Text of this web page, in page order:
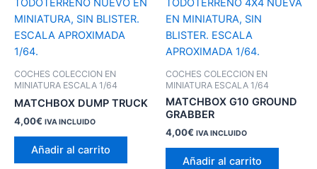
COCHES COLECCION EN
MINIATURA ESCALA 1/64
MATCHBOX DUMP TRUCK
4,00€ IVA INCLUIDO
Añadir al carrito
COCHES COLECCION EN
MINIATURA ESCALA 1/64
MATCHBOX G10 GROUND
GRABBER
4,00€ IVA INCLUIDO
Añadir al carrito